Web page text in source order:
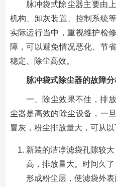
脉冲袋式除尘器主要由
机构、卸灰装置、控制系统
实际运行当中，重视维护检
障，可以避免情况恶化、节
稳定、除尘高效。
脉冲袋式除尘器的故障分
一、除尘效果不佳，排
尘器是高效的除尘设备，一
冒灰，粉尘排放量大，可从
新装的洁净滤袋孔隙较
高，排放量大。时间久
形成粉尘层，使滤袋外